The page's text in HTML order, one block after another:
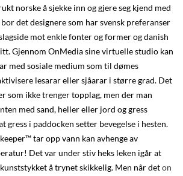
norske å sjekke inn og gjere seg kjend med
det designere som har svensk preferanser
mot enkle fonter og former og danish
Gjennom OnMedia sine virtuelle studio kan
med sosiale medium som til dømes
lesarar eller sjåarar i større grad. Det
som ikke trenger topplag, men der man
med sand, heller eller jord og gress
gress i paddocken setter bevegelse i hesten.
tar opp vann kan avhenge av
Det var under stiv heks leken igår at
å trynet skikkelig. Men når deton